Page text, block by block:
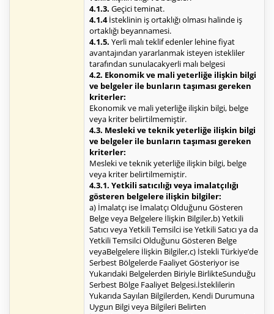
4.1.3. Geçici teminat.
4.1.4İsteklinin iş ortaklığı olması halinde iş
ortaklığı beyannamesi.
4.1.5. Yerli malı teklif edenler lehine fiyat
avantajından yararlanmak isteyen istekliler
tarafından sunulacakyerli malı belgesi
4.2. Ekonomik ve mali yeterliğe ilişkin bilgi
ve belgeler ile bunların taşıması gereken
kriterler:
Ekonomik ve mali yeterliğe ilişkin bilgi, belge
veya kriter belirtilmemiştir.
4.3. Mesleki ve teknik yeterliğe ilişkin bilgi
ve belgeler ile bunların taşıması gereken
kriterler:
Mesleki ve teknik yeterliğe ilişkin bilgi, belge
veya kriter belirtilmemiştir.
4.3.1. Yetkili satıcılığı veya imalatçılığı
gösteren belgelere ilişkin bilgiler:
a) İmalatçı ise İmalatçı Olduğunu Gösteren
Belge veya Belgelere İlişkin Bilgiler,b) Yetkili
Satıcı veya Yetkili Temsilci ise Yetkili Satıcı ya da
Yetkili Temsilci Olduğunu Gösteren Belge
veyaBelgelere İlişkin Bilgiler,c) İstekli Türkiye’de
Serbest Bölgelerde Faaliyet Gösteriyor ise
Yukarıdaki Belgelerden Biriyle BirlikteSunduğu
Serbest Bölge Faaliyet Belgesi.İsteklilerin
Yukarıda Sayılan Bilgilerden, Kendi Durumuna
Uygun Bilgi veya Bilgileri Belirten